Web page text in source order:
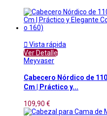
 Vista rápida
Ver Detalle
Meyvaser
Cabecero Nórdico de
Cm | Práctico y...
109,90 €